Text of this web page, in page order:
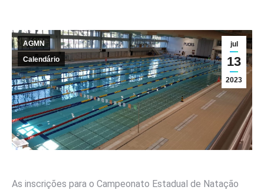
jul
13
2023
AGMN
Calendário
As inscrições para o Campeonato Estadual de Natação